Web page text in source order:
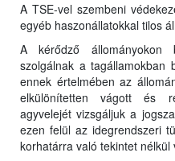
A TSE-vel szembeni
egyéb haszonállatokkal tilos
A kérődző állományokon
szolgálnak a tagállamokban
ennek értelmében az
elkülönítetten vágott és
agyvelejét vizsgáljuk a
ezen felül az idegrendszeri
korhatárra való tekintet nélkül